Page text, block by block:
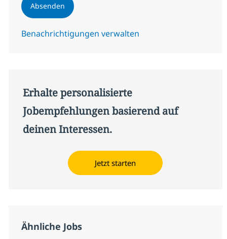
Absenden
Benachrichtigungen verwalten
Erhalte personalisierte
Jobempfehlungen basierend auf
deinen Interessen.
Jetzt starten
Ähnliche Jobs